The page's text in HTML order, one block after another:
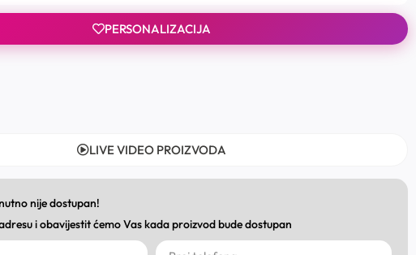
PERSONALIZACIJA
LIVE VIDEO PROIZVODA
nije dostupan!
i obavijestit ćemo Vas kada proizvod bude dostupan